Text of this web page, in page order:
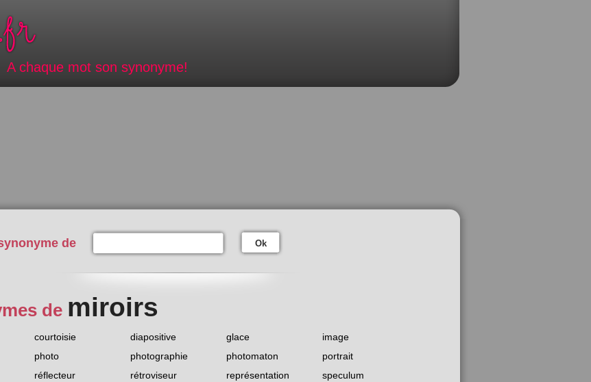
A chaque mot son synonyme!
de Ok
de miroirs
courtoisie diapositive glace
image
photo photographie photomaton
portrait
réflecteur rétroviseur représentation speculum